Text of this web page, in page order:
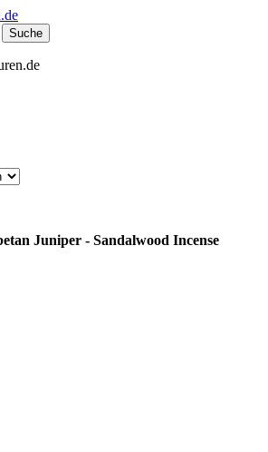
Suche
Juniper - Sandalwood Incense